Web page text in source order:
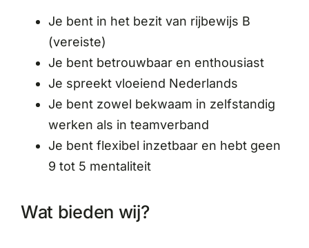
Je bent in het bezit van rijbewijs B
(vereiste)
Je bent betrouwbaar en enthousiast
Je spreekt vloeiend Nederlands
Je bent zowel bekwaam in zelfstandig
werken als in teamverband
Je bent flexibel inzetbaar en hebt geen
9 tot 5 mentaliteit
Wat bieden wij?